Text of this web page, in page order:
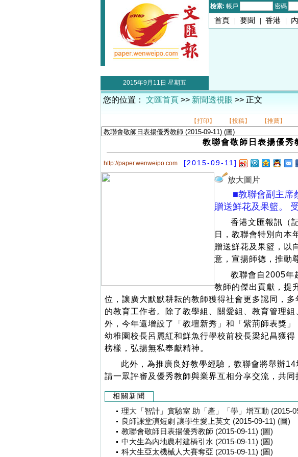
檢索: 帳戶 密碼
首頁 | 要聞 | 香港 |
2015年9月11日 星期五
您的位置： 文匯首頁 >> 新聞透視眼 >> 正文
【打印】 【投稿】 【推薦】
教聯會敬師日表揚優秀
http://paper.wenweipo.com [2015-09-11]
放大圖片
■教聯會副主席
贈送鮮花及果籃。
香港文匯報訊（
日，教聯會特別向本
贈送鮮花及果籃，以
意，宣揚師德，推動
教聯會自2005年
教師的傑出貢獻，提
位，讓廣大默默耕耘的教師獲得社會更多認同，
的教育工作者。除了教學組、關愛組、教育管理
外，今年還增設了「教壇新秀」和「紫荊師表獎
幼稚園校長呂麗紅和鮮魚行學校前校長梁紀昌獲
榜樣，弘揚無私奉獻精神。
此外，為推廣良好教學經驗，教聯會將舉辦
請一眾評審及優秀教師與業界互相分享交流，共同
相關新聞
理大「智計」實驗室 助「產」「學」增互動 (2015-
良師課堂演短劇 讓學生愛上英文 (2015-09-11) (圖)
教聯會敬師日表揚優秀教師 (2015-09-11) (圖)
中大生為內地農村建橋引水 (2015-09-11) (圖)
科大生亞太機械人大賽奪亞 (2015-09-11) (圖)